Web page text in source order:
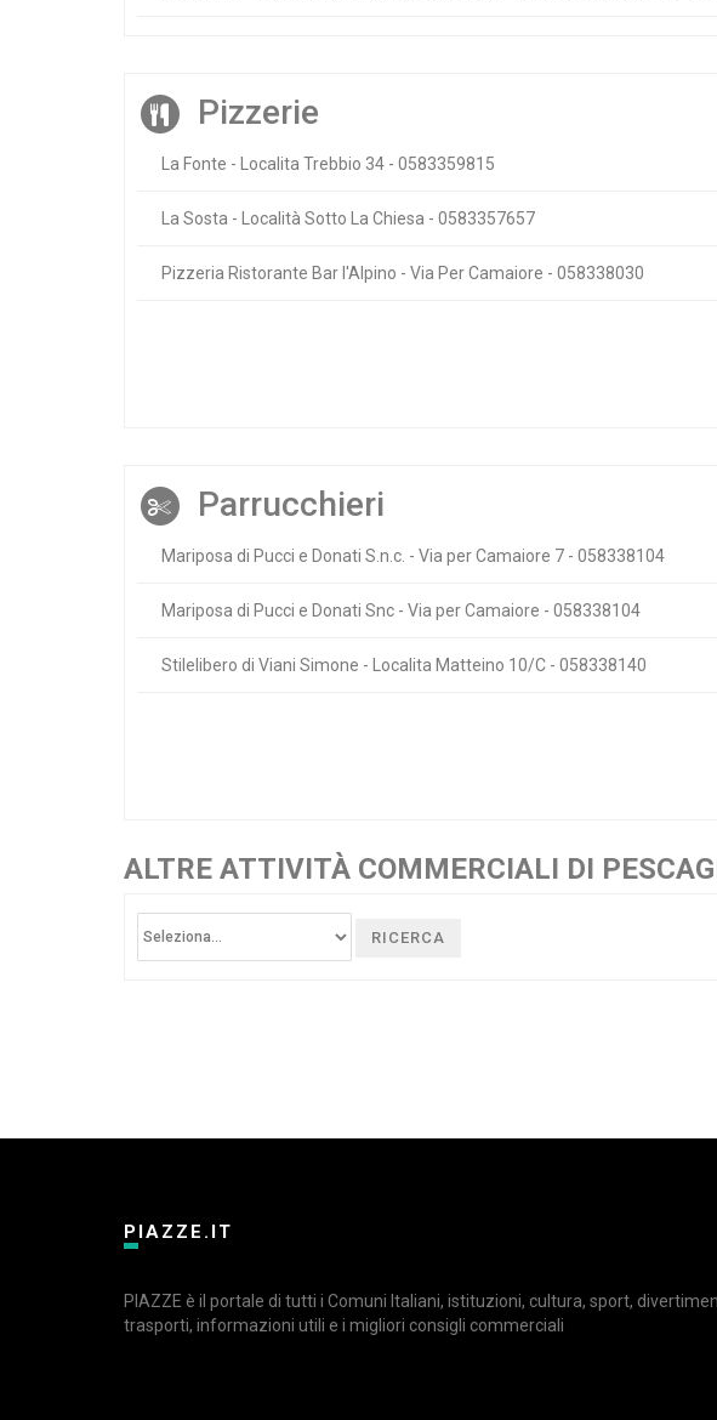
Pizzerie
La Fonte - Localita Trebbio 34 - 0583359815
La Sosta - Località Sotto La Chiesa - 0583357657
Pizzeria Ristorante Bar l'Alpino - Via Per Camaiore - 058338030
Parrucchieri
Mariposa di Pucci e Donati S.n.c. - Via per Camaiore 7 - 058338104
Mariposa di Pucci e Donati Snc - Via per Camaiore - 058338104
Stilelibero di Viani Simone - Localita Matteino 10/C - 058338140
ALTRE ATTIVITÀ COMMERCIALI DI
RICERCA
PIAZZE.IT
PIAZZE è il portale di tutti i Comuni Italiani, istituzioni, cultura, sport,
trasporti, informazioni utili e i migliori consigli commerciali